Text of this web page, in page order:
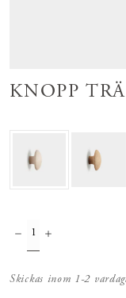
KNOPP
Skickas inom 1-2